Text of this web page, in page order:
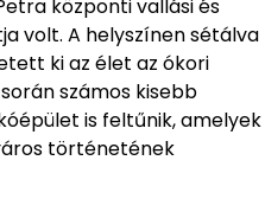
központi vallási és
volt. A helyszínen sétálva
ki az élet az ókori
számos kisebb
is feltűnik, amelyek
történetének